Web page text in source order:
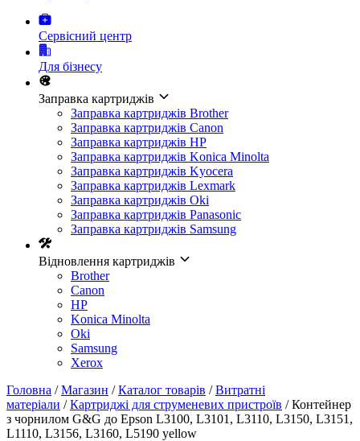
Сервісний центр
Для бізнесу
Заправка картриджів
Заправка картриджів Brother
Заправка картриджів Canon
Заправка картриджів HP
Заправка картриджів Konica Minolta
Заправка картриджів Kyocera
Заправка картриджів Lexmark
Заправка картриджів Oki
Заправка картриджів Panasonic
Заправка картриджів Samsung
Відновлення картриджів
Brother
Canon
HP
Konica Minolta
Oki
Samsung
Xerox
Головна /Магазин /Каталог товарів /Витратні
матеріали /Картриджі для струменевих пристроїв / Контейнер
з чорнилом G&G до Epson L3100, L3101, L3110, L3150, L3151,
L1110, L3156, L3160, L5190 yellow